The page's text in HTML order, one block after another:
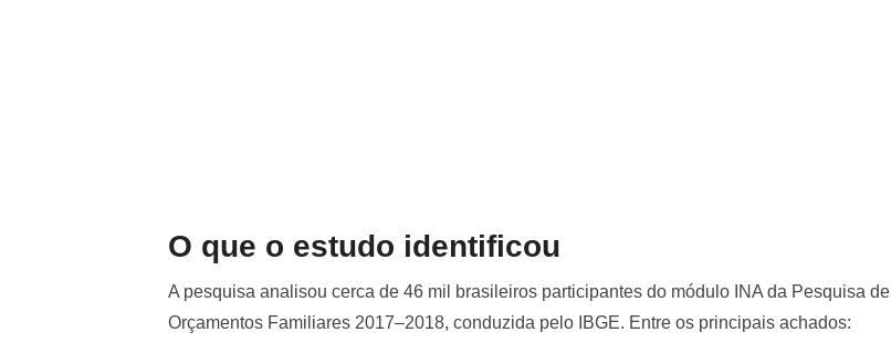
O que o estudo identificou
A pesquisa analisou cerca de 46 mil brasileiros participantes do módulo INA da Pesquisa de
Orçamentos Familiares 2017–2018, conduzida pelo IBGE. Entre os principais achados: